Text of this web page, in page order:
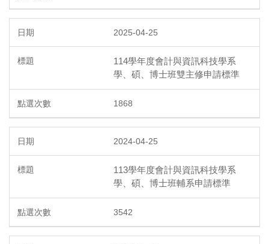
2025-04-25
114學年度會計與資訊科技學系
學、碩、博士班雙主修申請標準
1868
2024-04-25
113學年度會計與資訊科技學系
學、碩、博士班輔系申請標準
3542